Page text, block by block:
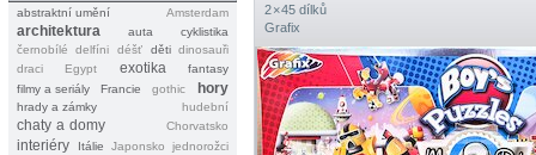
abstraktní umění Amsterdam
architektura auta
cyklistika
černobílé
delfíni déšť děti dinosauři
draci
Egypt exotika
fantasy
filmy a seriály
Francie gothic hory
hrady a zámky hudební
chaty a domy Chorvatsko
interiéry Itálie Japonsko
jednorožci
2 × 45 dílků
Grafix